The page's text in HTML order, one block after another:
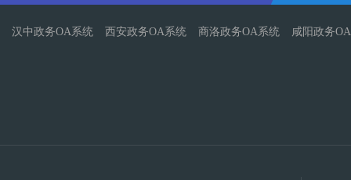
汉中政务OA系统 西安政务OA系统 商洛政务OA系统 咸阳政务